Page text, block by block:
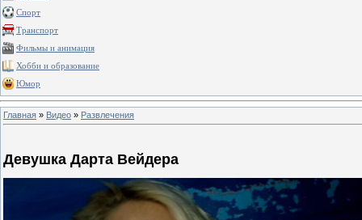
Спорт
Транспорт
Фильмы и анимация
Хобби и образование
Юмор
Главная » Видео » Развлечения
Девушка Дарта Вейдера